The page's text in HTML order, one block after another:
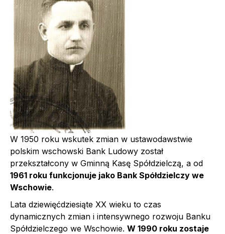
W 1950 roku wskutek zmian w ustawodawstwie
polskim wschowski Bank Ludowy został
przekształcony w Gminną Kasę Spółdzielczą, a od
1961 roku funkcjonuje jako Bank Spółdzielczy we
Wschowie.
Lata dziewięćdziesiąte XX wieku to czas
dynamicznych zmian i intensywnego rozwoju Banku
Spółdzielczego we Wschowie. W 1990 roku zostaje